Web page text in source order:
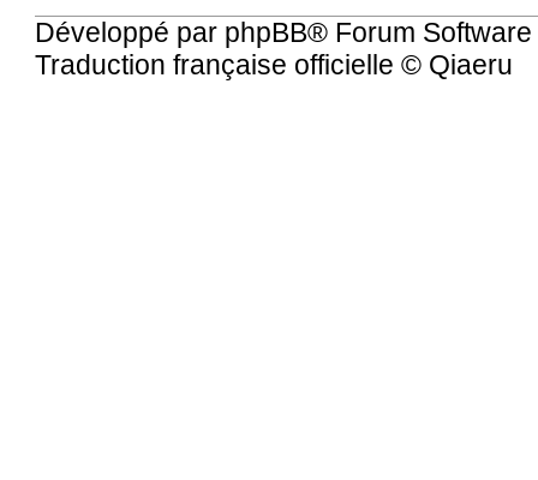
Développé par phpBB® Forum
Traduction française officielle © Qiaeru